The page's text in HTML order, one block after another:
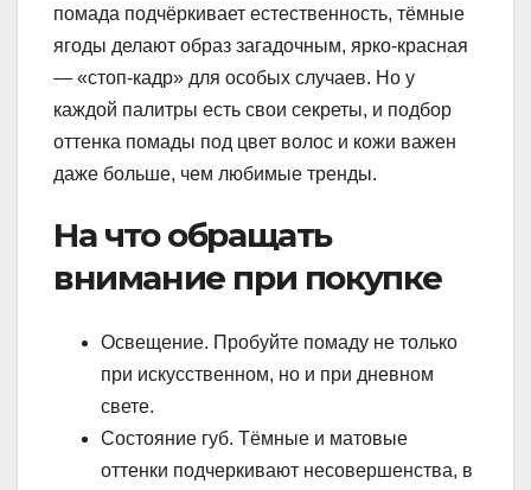
помада подчёркивает естественность, тёмные
ягоды делают образ загадочным, ярко-красная
— «стоп-кадр» для особых случаев. Но у
каждой палитры есть свои секреты, и подбор
оттенка помады под цвет волос и кожи важен
даже больше, чем любимые тренды.
На что обращать
внимание при покупке
Освещение. Пробуйте помаду не только
при искусственном, но и при дневном
свете.
Состояние губ. Тёмные и матовые
оттенки подчеркивают несовершенства, в